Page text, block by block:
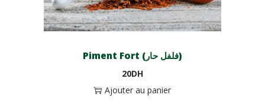
Piment Fort (فلفل حار)
20DH
Ajouter au panier